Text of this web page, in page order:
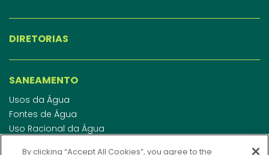
DIRETORIAS
SANEAMENTO
Usos da Água
Fontes de Água
Uso Racional da Água
By clicking “Accept All Cookies”, you agree to the